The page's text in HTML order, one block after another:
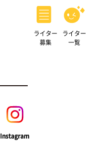
ライター
募集
ライター
一覧
Instagram